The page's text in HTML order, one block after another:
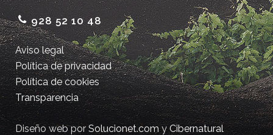
928 52 10 48
Aviso legal
Política de privacidad
Política de cookies
Transparencia
Diseño web porSolucionet.comyCibernatural